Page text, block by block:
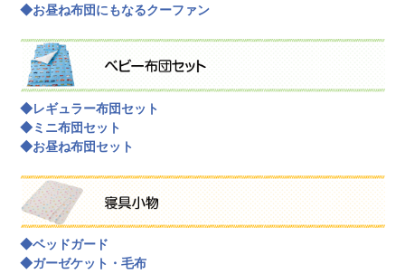
◆お昼ね布団にもなるクーファン
◆レギュラー布団セット
◆ミニ布団セット
◆お昼ね布団セット
◆ベッドガード
◆ガーゼケット・毛布